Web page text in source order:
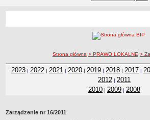
Wybory uzupełniające do Rady Miejskiej -
Wybory uzupełniające do Rady Miejskiej -
okręg nr 8
Wybory Prezydenta RP 2020
Wybory do Izb Rolniczych 2019
ścieżka nawigacji
Strona główna > PRAWO LOKALNE >
2023 | 2022 | 2021 | 2020 | 2019 | 2018 | 2017 |
2012 | 2011
2010 | 2009 | 2008
Zarządzenie nr 16/2011